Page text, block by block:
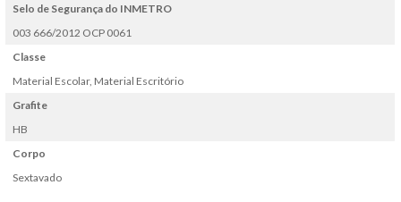
Selo de Segurança do INMETRO
003 666/2012 OCP 0061
Classe
Material Escolar, Material Escritório
Grafite
HB
Corpo
Sextavado